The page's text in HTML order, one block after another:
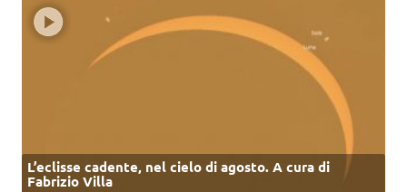
L’eclisse cadente, nel cielo di agosto. A cura di
Fabrizio Villa